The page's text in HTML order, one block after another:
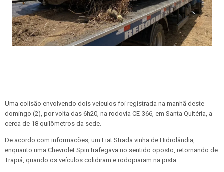
Uma colisão envolvendo dois veículos foi registrada na manhã deste
domingo (2), por volta das 6h20, na rodovia CE-366, em Santa Quitéria, a
cerca de 18 quilômetros da sede.
De acordo com informacões, um Fiat Strada vinha de Hidrolândia,
enquanto uma Chevrolet Spin trafegava no sentido oposto, retornando de
Trapiá, quando os veículos colidiram e rodopiaram na pista.